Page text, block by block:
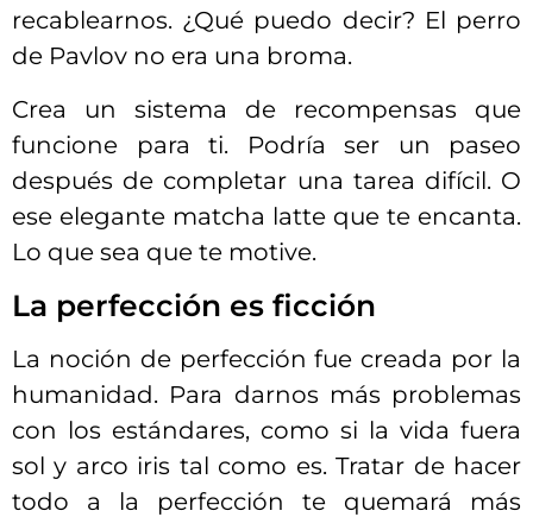
recablearnos. ¿Qué puedo decir? El perro
de Pavlov no era una broma.
Crea un sistema de recompensas que
funcione para ti. Podría ser un paseo
después de completar una tarea difícil. O
ese elegante matcha latte que te encanta.
Lo que sea que te motive.
La perfección es ficción
La noción de perfección fue creada por la
humanidad. Para darnos más problemas
con los estándares, como si la vida fuera
sol y arco iris tal como es. Tratar de hacer
todo a la perfección te quemará más